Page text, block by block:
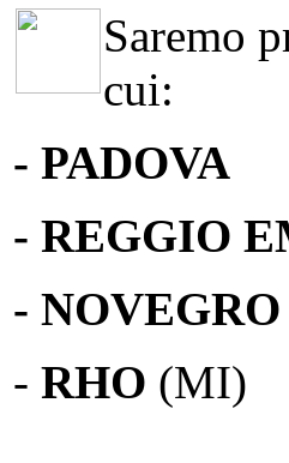
Saremo
cui:
- PADOVA
- REGGIO
- NOVEGRO
- RHO (MI)